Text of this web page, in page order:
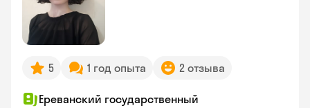
5 1 год опыта 2 отзыва
Ереванский государственный